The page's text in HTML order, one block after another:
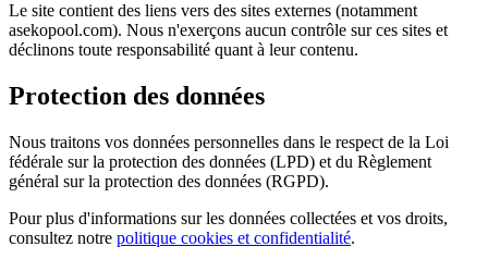
Le site contient des liens vers des sites externes (notamment
asekopool.com). Nous n'exerçons aucun contrôle sur ces sites et
déclinons toute responsabilité quant à leur contenu.
Protection des données
Nous traitons vos données personnelles dans le respect de la Loi
fédérale sur la protection des données (LPD) et du Règlement
général sur la protection des données (RGPD).
Pour plus d'informations sur les données collectées et vos droits,
consultez notre politique cookies et confidentialité.